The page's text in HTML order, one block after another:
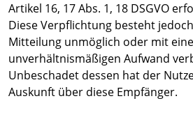
Artikel 16, 17 Abs. 1, 18 DSGVO
Diese Verpflichtung besteht
Mitteilung unmöglich oder mit
unverhältnismäßigen Aufwand
Unbeschadet dessen hat der
Auskunft über diese Empfänger.